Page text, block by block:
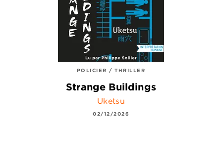
POLICIER / THRILLER
Strange Buildings
Uketsu
02/12/2026